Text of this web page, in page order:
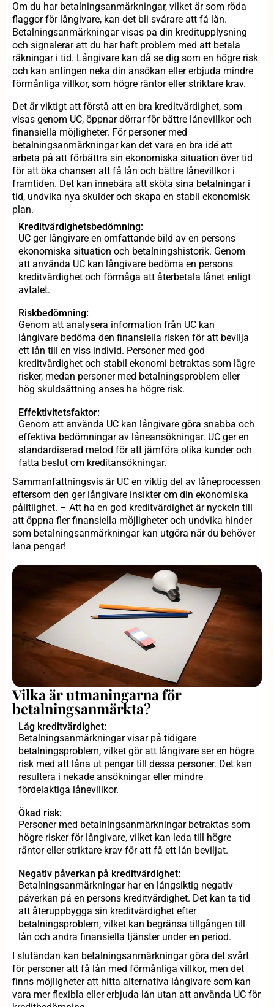
Om du har betalningsanmärkningar, vilket är som röda
flaggor för långivare, kan det bli svårare att få lån.
Betalningsanmärkningar visas på din kreditupplysning
och signalerar att du har haft problem med att betala
räkningar i tid. Långivare kan då se dig som en högre risk
och kan antingen neka din ansökan eller erbjuda mindre
förmånliga villkor, som högre räntor eller striktare krav.
Det är viktigt att förstå att en bra kreditvärdighet, som
visas genom UC, öppnar dörrar för bättre lånevillkor och
finansiella möjligheter. För personer med
betalningsanmärkningar kan det vara en bra idé att
arbeta på att förbättra sin ekonomiska situation över tid
för att öka chansen att få lån och bättre lånevillkor i
framtiden. Det kan innebära att sköta sina betalningar i
tid, undvika nya skulder och skapa en stabil ekonomisk
plan.
Kreditvärdighetsbedömning:
UC ger långivare en omfattande bild av en persons
ekonomiska situation och betalningshistorik. Genom
att använda UC kan långivare bedöma en persons
kreditvärdighet och förmåga att återbetala lånet enligt
avtalet.
Riskbedömning:
Genom att analysera information från UC kan
långivare bedöma den finansiella risken för att bevilja
ett lån till en viss individ. Personer med god
kreditvärdighet och stabil ekonomi betraktas som lägre
risker, medan personer med betalningsproblem eller
hög skuldsättning anses ha högre risk.
Effektivitetsfaktor:
Genom att använda UC kan långivare göra snabba och
effektiva bedömningar av låneansökningar. UC ger en
standardiserad metod för att jämföra olika kunder och
fatta beslut om kreditansökningar.
Sammanfattningsvis är UC en viktig del av låneprocessen
eftersom den ger långivare insikter om din ekonomiska
pålitlighet. – Att ha en god kreditvärdighet är nyckeln till
att öppna fler finansiella möjligheter och undvika hinder
som betalningsanmärkningar kan utgöra när du behöver
låna pengar!
Vilka är utmaningarna för
betalningsanmärkta?
Låg kreditvärdighet:
Betalningsanmärkningar visar på tidigare
betalningsproblem, vilket gör att långivare ser en högre
risk med att låna ut pengar till dessa personer. Det kan
resultera i nekade ansökningar eller mindre
fördelaktiga lånevillkor.
Ökad risk:
Personer med betalningsanmärkningar betraktas som
högre risker för långivare, vilket kan leda till högre
räntor eller striktare krav för att få ett lån beviljat.
Negativ påverkan på kreditvärdighet:
Betalningsanmärkningar har en långsiktig negativ
påverkan på en persons kreditvärdighet. Det kan ta tid
att återuppbygga sin kreditvärdighet efter
betalningsproblem, vilket kan begränsa tillgången till
lån och andra finansiella tjänster under en period.
I slutändan kan betalningsanmärkningar göra det svårt
för personer att få lån med förmånliga villkor, men det
finns möjligheter att hitta alternativa långivare som kan
vara mer flexibla eller erbjuda lån utan att använda UC för